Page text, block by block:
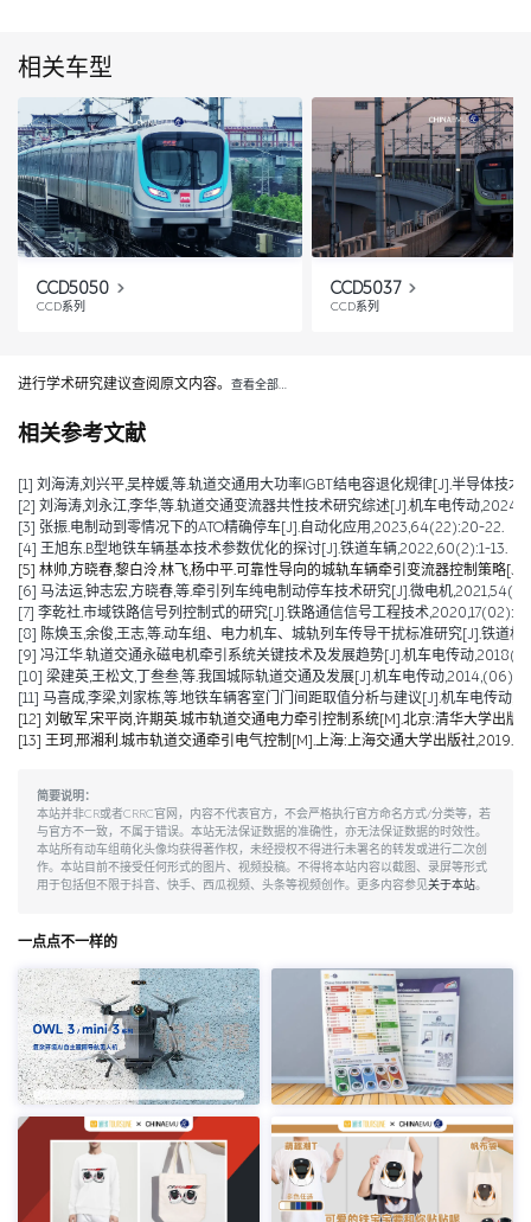
相关车型
CCD5050
CCD系列
CCD5037
CCD系列
进行学术研究建议查阅原文内容。 查看全部…
相关参考文献
[1] 刘海涛,刘兴平,吴梓媛,等.轨道交通用大功率IGBT结电容退化规律[J].半导体技
[2] 刘海涛,刘永江,李华,等.轨道交通变流器共性技术研究综述[J].机车电传动
[3] 张振.电制动到零情况下的ATO精确停车[J].自动化应用,2023,64(22):20-22.
[4] 王旭东.B型地铁车辆基本技术参数优化的探讨[J].铁道车辆,2022,60(2):1-13.
[5] 林帅,方晓春,黎白泠,林飞,杨中平.可靠性导向的城轨车辆牵引变流器控制策略
[6] 马法运,钟志宏,方晓春,等.牵引列车纯电制动停车技术研究[J].微电机
[7] 李乾社.市域铁路信号列控制式的研究[J].铁路通信信号工程技术
[8] 陈焕玉,余俊,王志,等.动车组、电力机车、城轨列车传导干扰标准研究[J].铁道
[9] 冯江华.轨道交通永磁电机牵引系统关键技术及发展趋势[J].机车电传动
[10] 梁建英,王松文,丁叁叁,等.我国城际轨道交通及发展[J].机车电传动
[11] 马喜成,李梁,刘家栋,等.地铁车辆客室门门间距取值分析与建议[J].机车电传动
[12] 刘敏军,宋平岗,许期英.城市轨道交通电力牵引控制系统[M].北京:清华大学出版
[13] 王珂,邢湘利.城市轨道交通牵引电气控制[M].上海:上海交通大学出版社,2019.
简要说明：
本站并非CR或者CRRC官网，内容不代表官方，不会严格执行官方命名方式/分类等，若
与官方不一致，不属于错误。本站无法保证数据的准确性，亦无法保证数据的时效性。
本站所有动车组萌化头像均获得著作权，未经授权不得进行未署名的转发或进行二次创
作。本站目前不接受任何形式的图片、视频投稿。不得将本站内容以截图、录屏等形式
用于包括但不限于抖音、快手、西瓜视频、头条等视频创作。更多内容参见关于本站。
一点点不一样的